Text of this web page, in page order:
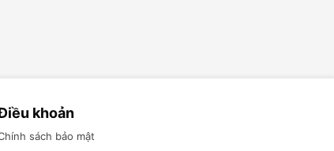
khoản
sách bảo mật